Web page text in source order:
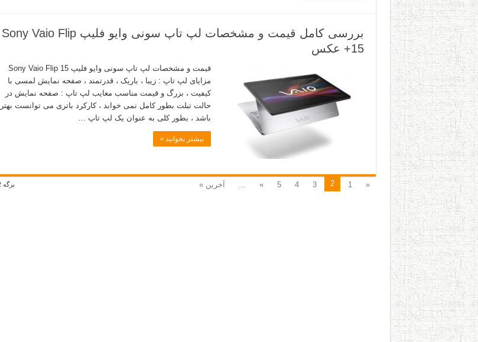
بررسی کامل قیمت و مشخصات لپ تاپ سونی وایو فلیپ Sony Vaio Flip
15+ عکس
قیمت و مشخصات لپ تاپ سونی وایو فلیپ Sony Vaio Flip 15
مزایای لپ تاپ : زیبا ، باریک ، قدرتمند ، صفحه نمایش لمسی با
کیفیت ، بزرگ و قیمت مناسب معایب لپ تاپ : صفحه نمایش در
حالت تبلت بطور کامل نمی خوابد ، کارکرد باتری می توانست بهتر
باشد ، بطور کلی به عنوان یک لپ تاپ …
بیشتر بخوانید »
برگه 2 از 6 «
1
2
3
4
5
»
... آخرین »